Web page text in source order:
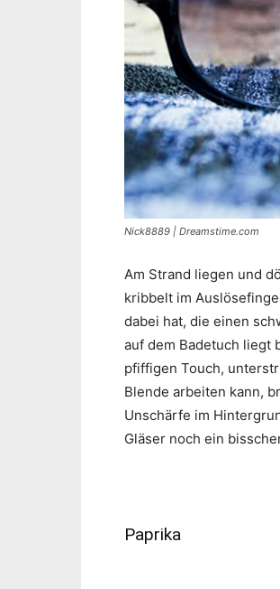
Nick8889 | Dreamstime.com
Am Strand liegen und
kribbelt im
dabei hat, die einen
auf dem Badetuch liegt
pfiffigen Touch,
Blende arbeiten kann,
Unschärfe im
Gläser noch ein
Paprika